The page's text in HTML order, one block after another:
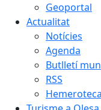
Geoportal
Actualitat
Notícies
Agenda
Butlletí
RSS
Hemeroteca